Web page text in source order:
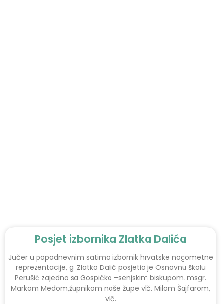
Posjet izbornika Zlatka Dalića
Jučer u popodnevnim satima izbornik hrvatske nogometne
reprezentacije, g. Zlatko Dalić posjetio je Osnovnu školu
Perušić zajedno sa Gospićko –senjskim biskupom, msgr.
Markom Medom,župnikom naše župe vlč. Milom Šajfarom,
vlč.